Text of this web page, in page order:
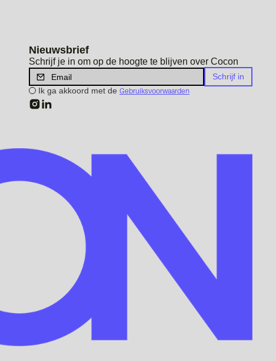
Nieuwsbrief
Schrijf je in om op de hoogte te blijven over Cocon
Ik ga akkoord met de Gebruiksvoorwaarden